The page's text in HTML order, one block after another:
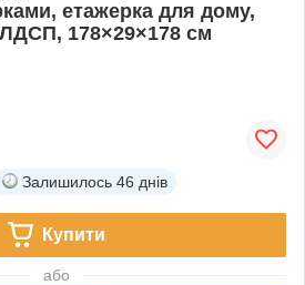
етажерка для дому,
ЛДСП, 178×29×178 см
Залишилось 46 днів
Купити
або